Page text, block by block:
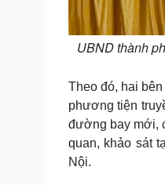
UBND thành
Theo đó, hai
phương tiện
đường bay mới,
quan, khảo sát
Nội.